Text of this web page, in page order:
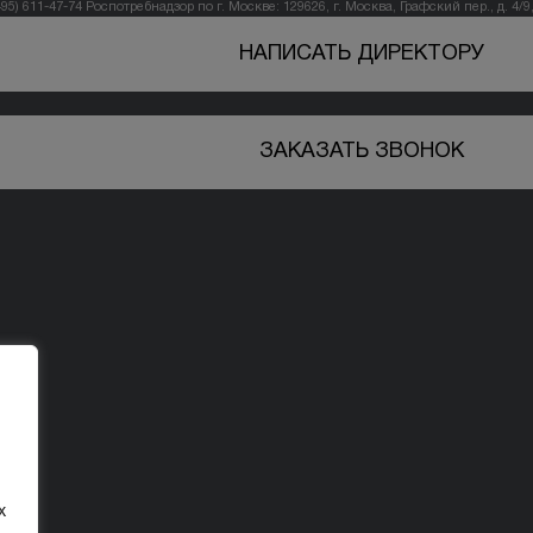
611-47-74 Роспотребнадзор по г. Москве: 129626, г. Москва, Графский пер., д. 4/9,
НАПИСАТЬ ДИРЕКТОРУ
ЗАКАЗАТЬ ЗВОНОК